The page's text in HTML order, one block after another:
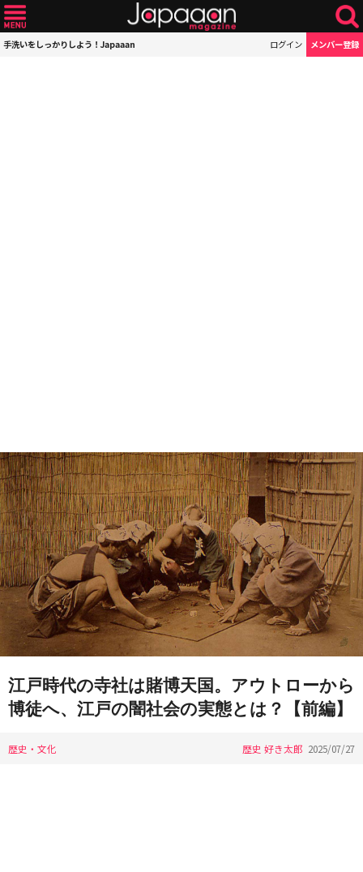
手洗いをしっかりしよう！Japaaan ログイン メンバー登録
江戸時代の寺社は賭博天国。アウトローから
博徒へ、江戸の闇社会の実態とは？【前編】
歴史・文化 歴史 好き太郎 2025/07/27